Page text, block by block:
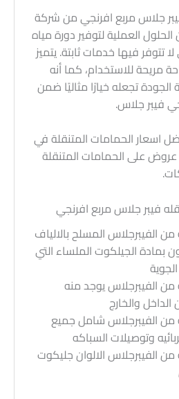
جلاس مربع افرنجي من شركة
العملية لتوفير دورة مياه
تتوفر فيها خدمات ثابتة. يتميز
مريحة للاستخدام، كما أنه
تجعله خيارًا مثاليًا ضمن
فيبر جلاس.
اسعار الحمامات المتنقلة في
على الحمامات المتنقلة
فيبر جلاس مربع افرنجي
الفيبرجلاس المسلح بالالياف
بمادة الجيلكوت الملساء التي
الفيبرجلاس يوجد منه
والخارج
من الفيبرجلاس شامل جميع
وتوصيلات السباكه
الفيبرجلاس الالوان جليكوت